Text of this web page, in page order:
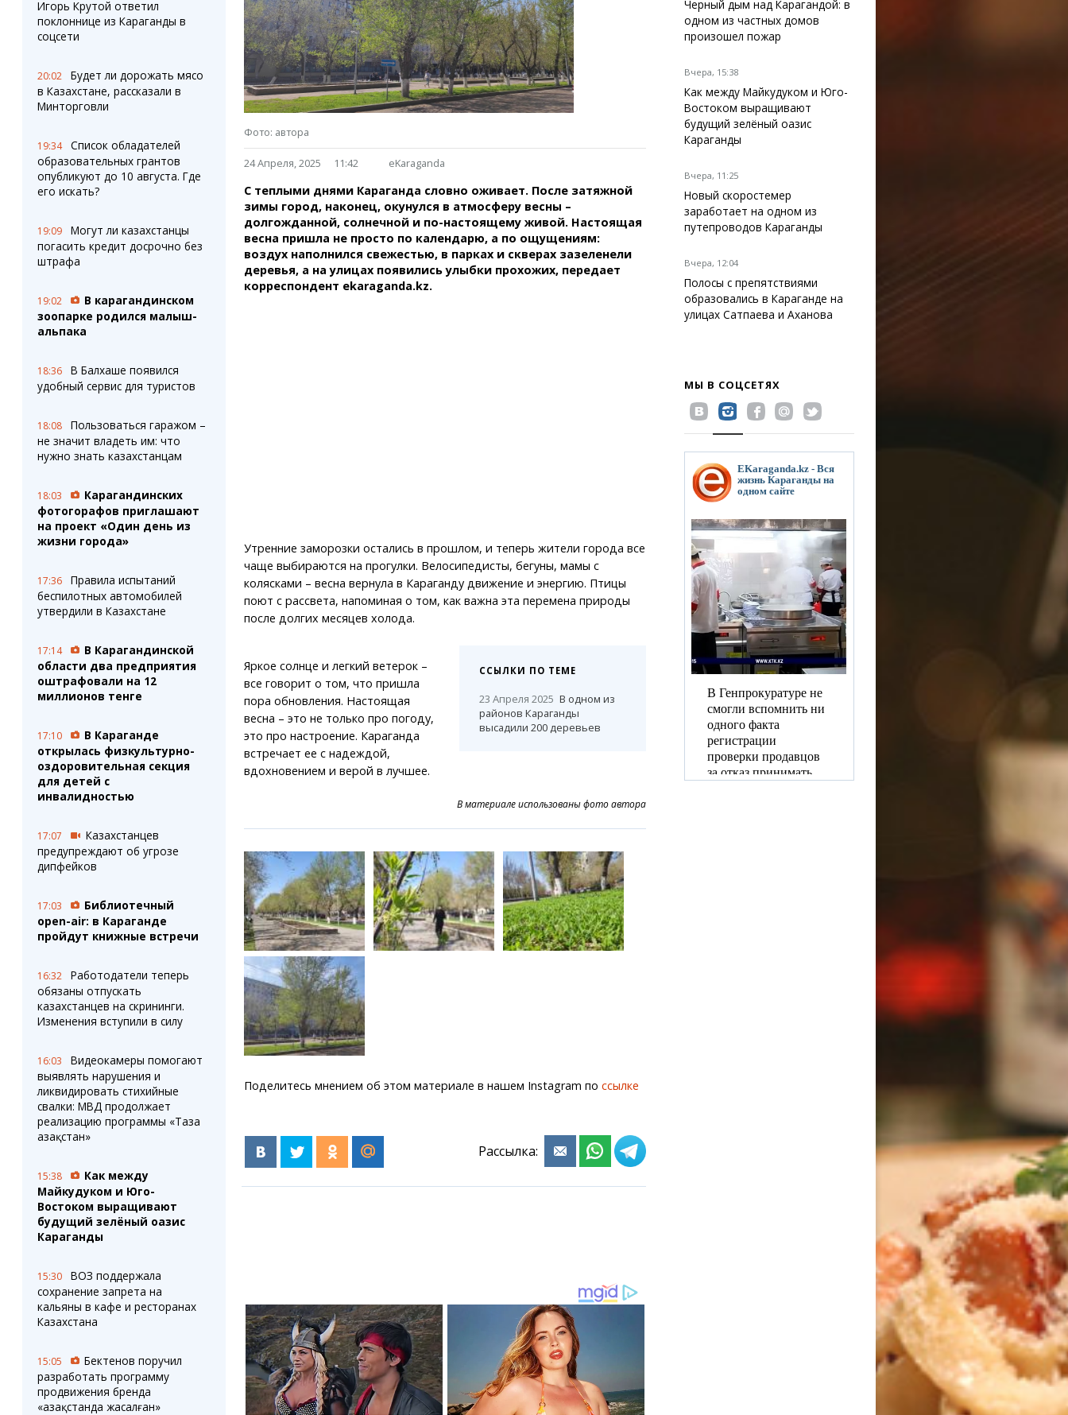
Штрихи
Фотокомиксы
Коллаж недели
Пробки
Карта Караганды
Организации
Мой участковый
Перекрытие дорог
Темиртау
Балхаш
Жезказган
Медиа
Фото
Видео
3D-тур
Timelapse
Сервисы
Переводчик
Справочник
Автобусные остановки
Экстренные службы
Каталог компаний
Купить шины, легко!
Игорь Крутой ответил
поклоннице из Караганды в
соцсети
20:02
Будет ли дорожать мясо
в Казахстане, рассказали в
Минторговли
19:34
Список обладателей
образовательных грантов
опубликуют до 10 августа. Где
его искать?
19:09
Могут ли казахстанцы
погасить кредит досрочно без
штрафа
19:02
В карагандинском
зоопарке родился малыш-
альпака
18:36
В Балхаше появился
удобный сервис для туристов
18:08
Пользоваться гаражом –
не значит владеть им: что
нужно знать казахстанцам
18:03
Карагандинских
фотогорафов приглашают
на проект «Один день из
жизни города»
17:36
Правила испытаний
беспилотных автомобилей
утвердили в Казахстане
17:14
В Карагандинской
области два предприятия
оштрафовали на 12
миллионов тенге
17:10
В Караганде
открылась физкультурно-
оздоровительная секция
для детей с
инвалидностью
17:07
Казахстанцев
предупреждают об угрозе
дипфейков
17:03
Библиотечный
open-air: в Караганде
пройдут книжные встречи
16:32
Работодатели теперь
обязаны отпускать
казахстанцев на скрининги.
Изменения вступили в силу
16:03
Видеокамеры помогают
выявлять нарушения и
ликвидировать стихийные
свалки: МВД продолжает
реализацию программы «Таза
Қазақстан»
15:38
Как между
Майкудуком и Юго-
Востоком выращивают
будущий зелёный оазис
Караганды
15:30
ВОЗ поддержала
сохранение запрета на
кальяны в кафе и ресторанах
Казахстана
15:05
Бектенов поручил
разработать программу
продвижения бренда
«Қазақстанда жасалған»
Фото: автора
24 Апреля, 2025 11:42 eKaraganda
С теплыми днями Караганда словно оживает. После затяжной
зимы город, наконец, окунулся в атмосферу весны –
долгожданной, солнечной и по-настоящему живой. Настоящая
весна пришла не просто по календарю, а по ощущениям:
воздух наполнился свежестью, в парках и скверах зазеленели
деревья, а на улицах появились улыбки прохожих, передает
корреспондент ekaraganda.kz.
Утренние заморозки остались в прошлом, и теперь жители города все
чаще выбираются на прогулки. Велосипедисты, бегуны, мамы с
колясками – весна вернула в Караганду движение и энергию. Птицы
поют с рассвета, напоминая о том, как важна эта перемена природы
после долгих месяцев холода.
ССЫЛКИ ПО ТЕМЕ
23 Апреля 2025 В одном из
районов Караганды
высадили 200 деревьев
Яркое солнце и легкий ветерок –
все говорит о том, что пришла
пора обновления. Настоящая
весна – это не только про погоду,
это про настроение. Караганда
встречает ее с надеждой,
вдохновением и верой в лучшее.
В материале использованы фото автора
Поделитесь мнением об этом материале в нашем Instagram по ссылке
Рассылка:
Черный дым над Карагандой: в
одном из частных домов
произошел пожар
Вчера, 15:38
Как между Майкудуком и Юго-
Востоком выращивают
будущий зелёный оазис
Караганды
Вчера, 11:25
Новый скоростемер
заработает на одном из
путепроводов Караганды
Вчера, 12:04
Полосы с препятствиями
образовались в Караганде на
улицах Сатпаева и Аханова
МЫ В СОЦСЕТЯХ
EKaraganda.kz - Вся
жизнь Караганды на
одном сайте